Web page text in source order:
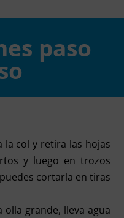
paso
la col y retira las hojas
y luego en trozos
cortarla en tiras
olla grande, lleva agua